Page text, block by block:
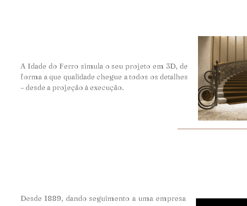
A Idade do Ferro simula o seu projeto em 3D, de
forma a que qualidade chegue a todos os detalhes
– desde a projeção à execução.
Desde 1889, dando seguimento a uma empresa